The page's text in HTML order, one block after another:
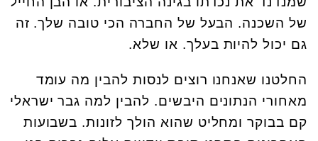
של השכנה. הבעל של החברה הכי טובה שלך. זה
גם יכול להיות בעלך. או שלא.
החלטנו שאנחנו רוצים לנסות להבין מה עומד
מאחורי הנתונים היבשים. להבין למה גבר ישראלי
קם בבוקר ומחליט שהוא הולך לזונות. בשבועות